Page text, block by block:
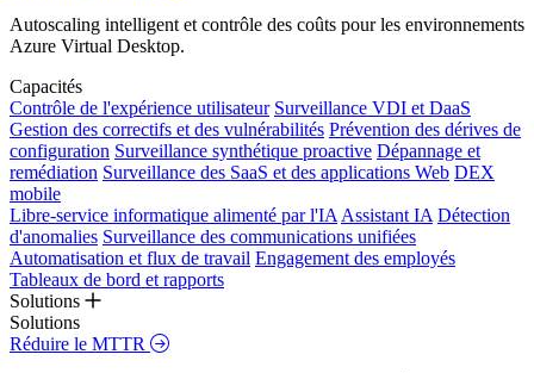
Autoscaling intelligent et contrôle des coûts pour les environnements
Azure Virtual Desktop.
Capacités
Contrôle de l'expérience utilisateur Surveillance VDI et DaaS
Gestion des correctifs et des vulnérabilités Prévention des dérives de
configuration Surveillance synthétique proactive Dépannage et
remédiation Surveillance des SaaS et des applications Web DEX
mobile
Libre-service informatique alimenté par l'IA Assistant IA Détection
d'anomalies Surveillance des communications unifiées
Automatisation et flux de travail Engagement des employés
Tableaux de bord et rapports
Solutions
Solutions
Réduire le MTTR